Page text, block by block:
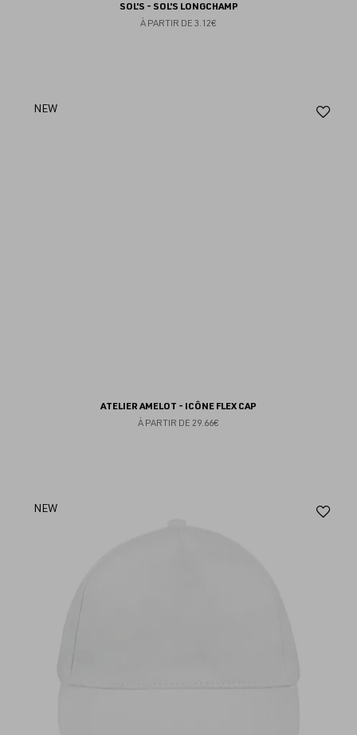
SOL'S - SOL'S LONGCHAMP
À PARTIR DE 3.12€
NEW
ATELIER AMELOT - ICÔNE FLEX CAP
À PARTIR DE 29.66€
NEW